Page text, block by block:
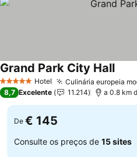
5 Estrelas Hotel Culinária europeia
Grand Park City HallVer
8,7 Excelente 11.214 a 0.8 km
De € 145
Consulte os preços de 15 sites